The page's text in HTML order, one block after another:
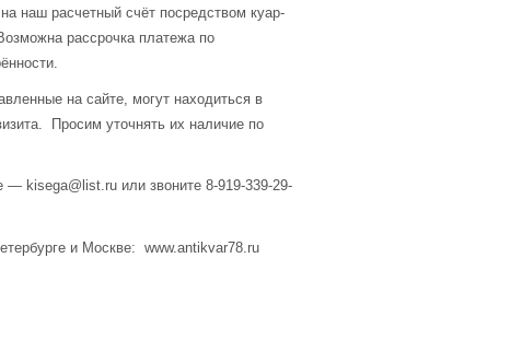
наш расчетный счёт посредством куар-
рассрочка платежа по
на сайте, могут находиться в
Просим уточнять их наличие по
kisega@list.ru или звоните 8-919-339-29-
и Москве: www.antikvar78.ru